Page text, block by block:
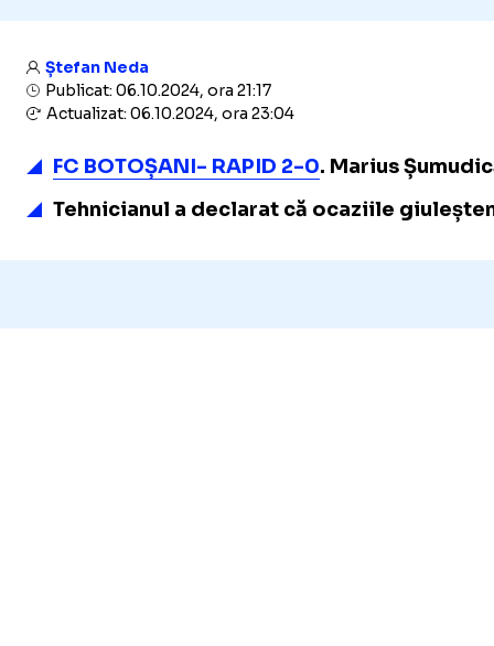
Ștefan Neda
Publicat: 06.10.2024, ora 21:17
Actualizat: 06.10.2024, ora 23:04
FC BOTOȘANI- RAPID 2-0. Marius
Tehnicianul a declarat că ocaziile